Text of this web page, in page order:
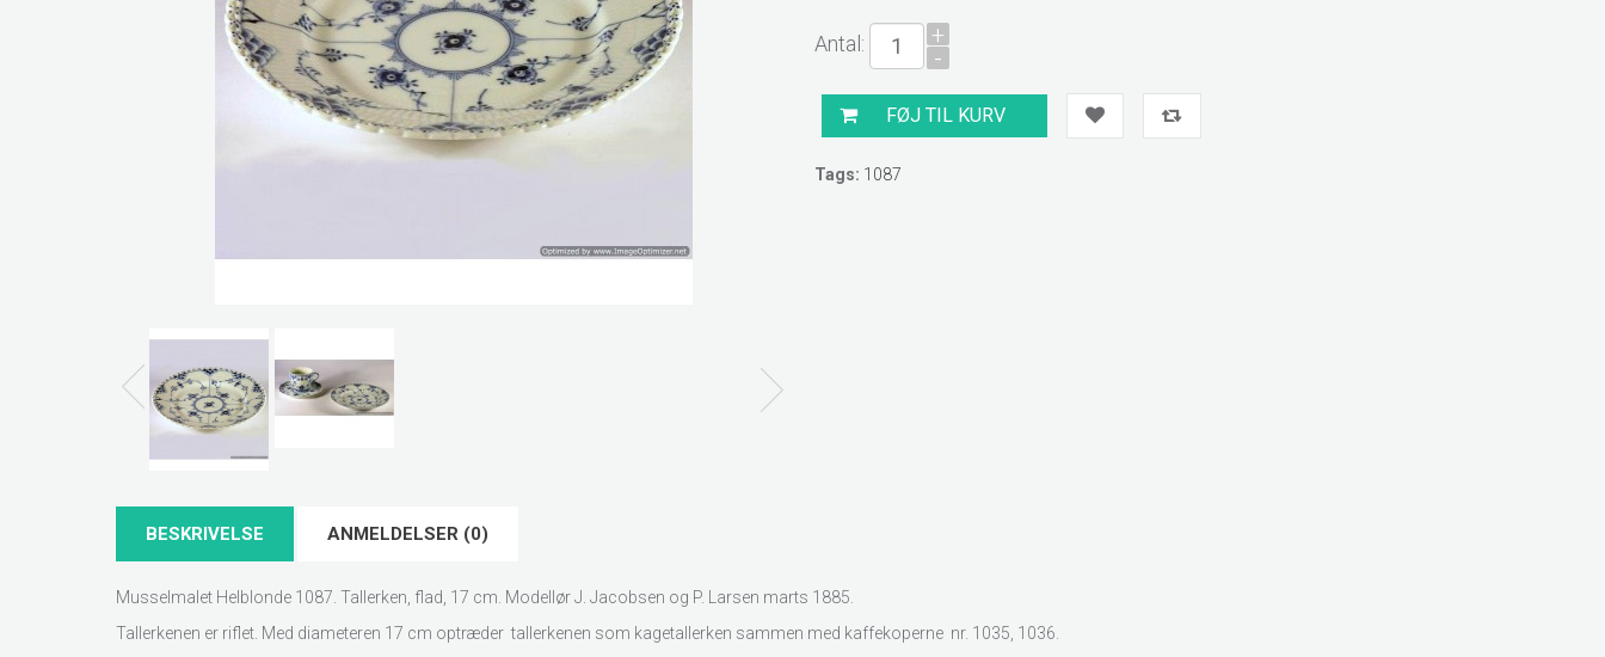
Antal: +
-
Tags: 1087
BESKRIVELSE ANMELDELSER (0)
Musselmalet Helblonde 1087. Tallerken, flad, 17 cm. Modellør J. Jacobsen og P. Larsen marts 1885.
Tallerkenen er riflet. Med diameteren 17 cm optræder tallerkenen som kagetallerken sammen med kaffekoperne nr. 1035, 1036.